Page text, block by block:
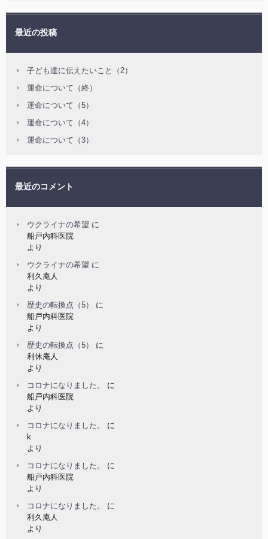
最近の投稿
子ども達に伝えたいこと（2）
運命について（終）
運命について（5）
運命について（4）
運命について（3）
最近のコメント
ウクライナの希望 に
船戸内科医院
より
ウクライナの希望 に
利久庵人
より
歴史の転換点（5）
に
船戸内科医院
より
歴史の転換点（5）
に
利休庵人
より
コロナになりました。
に
船戸内科医院
より
コロナになりました。
に
k
より
コロナになりました。
に
船戸内科医院
より
コロナになりました。
に
利久庵人
より